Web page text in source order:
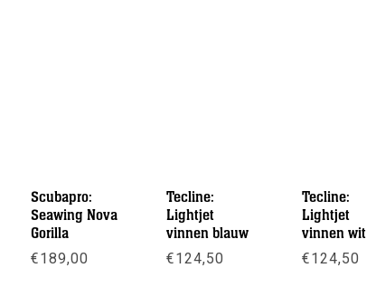
Scubapro:
Seawing Nova
Gorilla
€189,00
Tecline:
Lightjet
vinnen blauw
€124,50
Tecline:
Lightjet
vinnen wit
€124,50